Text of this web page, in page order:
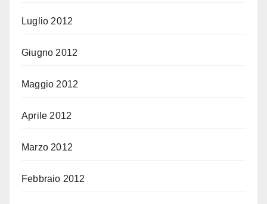
Luglio 2012
Giugno 2012
Maggio 2012
Aprile 2012
Marzo 2012
Febbraio 2012